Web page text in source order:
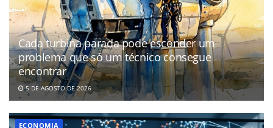
Cada turbina parada pode esconder um
problema que só um técnico consegue
encontrar
5 DE AGOSTO DE 2026
ECONOMIA